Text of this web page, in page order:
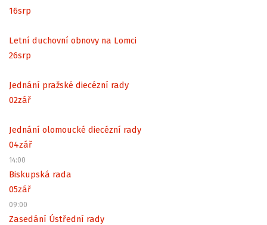
16srp
Letní duchovní obnovy na Lomci
26srp
Jednání pražské diecézní rady
02zář
Jednání olomoucké diecézní rady
04zář
14:00
Biskupská rada
05zář
09:00
Zasedání Ústřední rady